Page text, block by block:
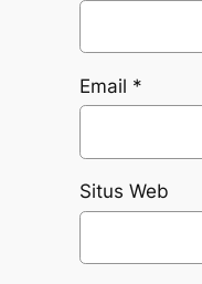
Email *
Situs Web